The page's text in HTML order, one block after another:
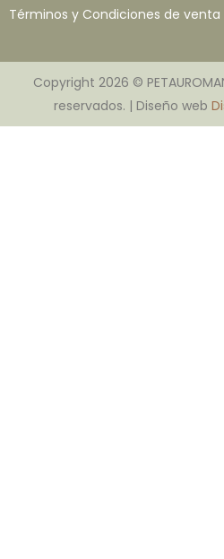
Términos y Condiciones de venta
Copyright 2026 ©
reservados. | Diseño web